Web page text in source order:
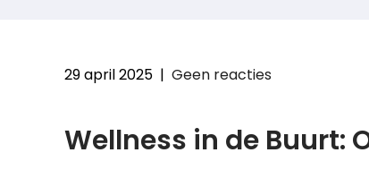
29 april 2025 | Geen reacties
Wellness in de Buurt: